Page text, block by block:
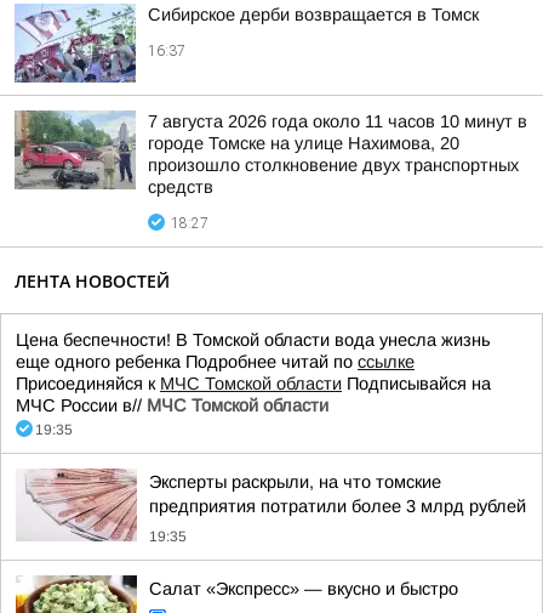
Сибирское дерби возвращается в Томск
16:37
7 августа 2026 года около 11 часов 10 минут в
городе Томске на улице Нахимова, 20
произошло столкновение двух транспортных
средств
18:27
ЛЕНТА НОВОСТЕЙ
Цена беспечности! В Томской области вода унесла жизнь
еще одного ребенка Подробнее читай по ссылке
Присоединяйся к МЧС Томской области Подписывайся на
МЧС России в// МЧС Томской области
19:35
Эксперты раскрыли, на что томские
предприятия потратили более 3 млрд рублей
19:35
Салат «Экспресс» — вкусно и быстро